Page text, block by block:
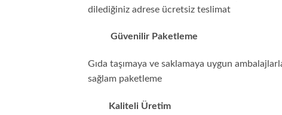
dilediğiniz adrese ücretsiz teslimat
Güvenilir Paketleme
Gıda taşımaya ve saklamaya uygun
sağlam paketleme
Kaliteli Üretim